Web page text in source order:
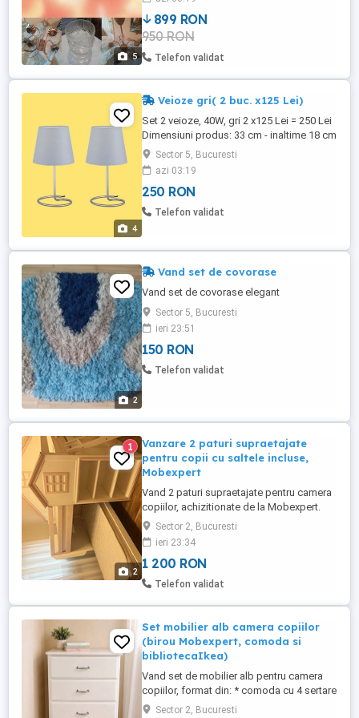
5
Timișoara, achiziționat acum 43 de ani.
Este o piesă autentică de design
românesc, păstrată cu grijă în familie, care
îmbină eleganța cu rafinamentul ...
899 RON
950 RON
Telefon validat
4
Veioze gri( 2 buc. x125 Lei)
Set 2 veioze, 40W, gri 2 x125 Lei = 250 Lei
Dimensiuni produs: 33 cm - inaltime 18 cm
- diametru Caracteristici: Intrerupator pe
cablu. Culoare Corp Metal Nichel mat
Abajur Textil gri
Sector 5, Bucuresti
azi 03:19
250 RON
Telefon validat
2
Vand set de covorase
Vand set de covorase elegant
Sector 5, Bucuresti
ieri 23:51
150 RON
Telefon validat
2
1
Vanzare 2 paturi supraetajate
pentru copii cu saltele incluse,
Mobexpert
Vand 2 paturi supraetajate pentru camera
copiilor, achizitionate de la Mobexpert.
Ansamblul este in stare buna, solid si
foarte practic, cu design tip casuta si
spatii de depozitare integrate. Se vinde
impreuna cu saltelele. Pretul de achizitie a
fost de peste 7.000 lei. Ridicare personala
Sector 2, Bucuresti
ieri 23:34
1 200 RON
Telefon validat
Set mobilier alb camera copiilor
(birou Mobexpert, comoda si
bibliotecaIkea)
Vand set de mobilier alb pentru camera
copiilor, format din: * comoda cu 4 sertare
* biblioteca cu 2 usi din sticla * biblioteca
Sector 2, Bucuresti